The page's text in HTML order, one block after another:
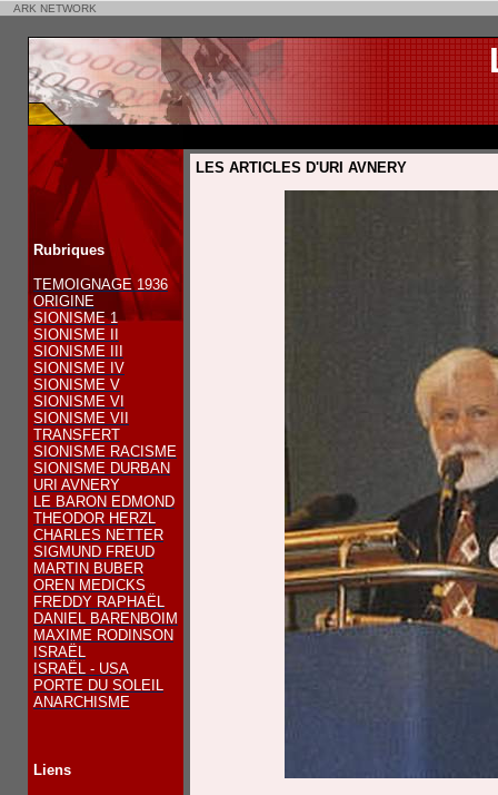
ARK NETWORK
Rubriques
TEMOIGNAGE 1936
ORIGINE
SIONISME 1
SIONISME II
SIONISME III
SIONISME IV
SIONISME V
SIONISME VI
SIONISME VII
TRANSFERT
SIONISME RACISME
SIONISME DURBAN
URI AVNERY
LE BARON EDMOND
THEODOR HERZL
CHARLES NETTER
SIGMUND FREUD
MARTIN BUBER
OREN MEDICKS
FREDDY RAPHAËL
DANIEL BARENBOIM
MAXIME RODINSON
ISRAËL
ISRAËL - USA
PORTE DU SOLEIL
ANARCHISME
Liens
LES ARTICLES D'URI AVNERY